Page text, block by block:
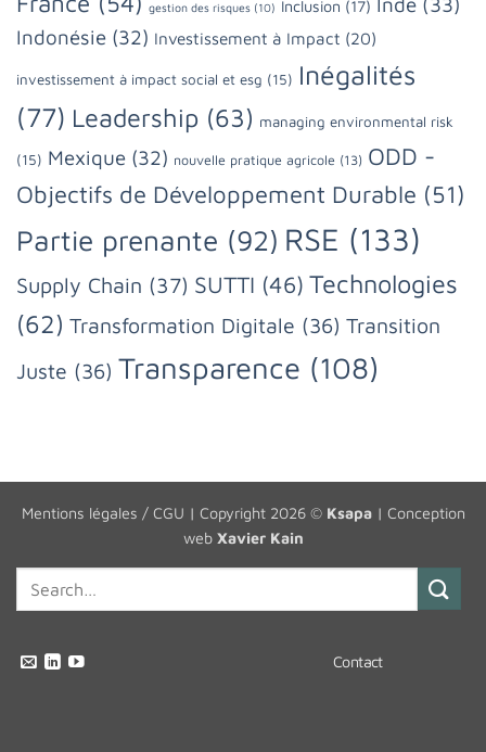
gestion des risques (10) Inclusion (17)
Indonésie (32) Investissement à Impact (20)
investissement à impact social et esg (15) Inégalités
(77) Leadership (63) managing environmental risk
(15) Mexique (32) nouvelle pratique agricole (13) ODD -
Objectifs de Développement Durable (51)
Partie prenante (92) RSE (133)
Supply Chain (37) SUTTI (46) Technologies
(62) Transformation Digitale (36) Transition
Juste (36) Transparence (108)
Mentions légales / CGU | Copyright 2026 © Ksapa| Conception
web Xavier Kain
Contact